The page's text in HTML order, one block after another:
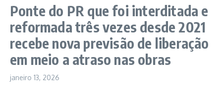
Ponte do PR que foi interditada e
reformada três vezes desde 2021
recebe nova previsão de liberação
em meio a atraso nas obras
janeiro 13, 2026